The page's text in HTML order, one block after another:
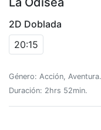
2D Doblada
20:15
Género: Acción, Aventura.
Duración: 2hrs 52min.